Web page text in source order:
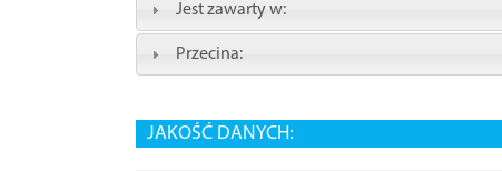
Jest zawarty w:
Przecina:
JAKOŚĆ DANYCH: